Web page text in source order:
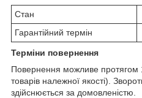
Стан
Гарантійний термін
Терміни повернення
Повернення можливе протягом
товарів належної якості).
здійснюється за домовленістю.